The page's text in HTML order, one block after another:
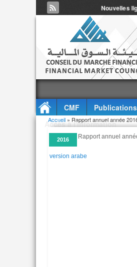
Nouvelles
CMF Publications
Accès à l'information
Vous êtes ici
Accueil » Rapport annuel année
2016 Rapport annuel
version arabe